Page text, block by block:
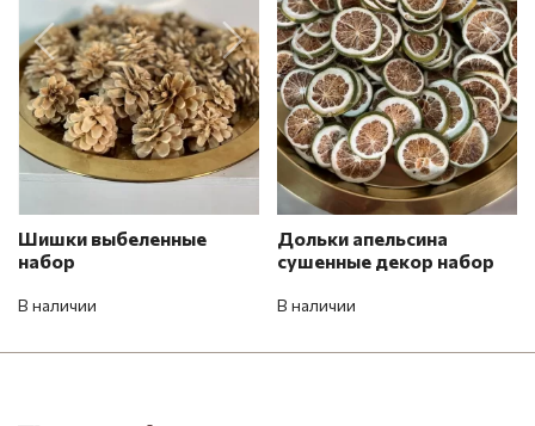
Шишки выбеленные
набор
В наличии
Дольки апельсина
сушенные декор набор
В наличии